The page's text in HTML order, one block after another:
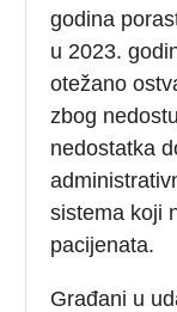
godina
u 2023.
otežano
zbog
nedostatka
sistema koji
pacijenata.
Građani u